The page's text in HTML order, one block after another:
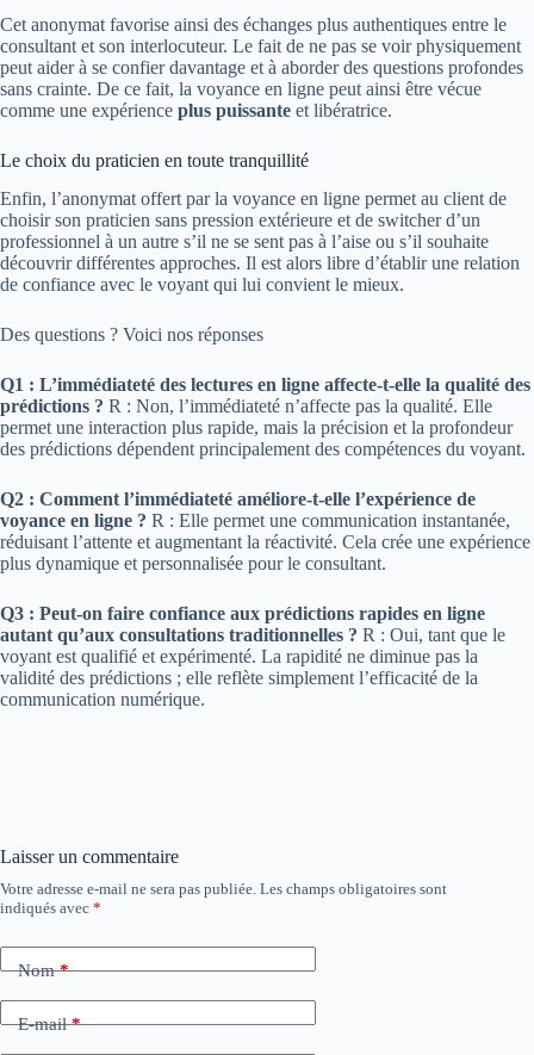
Cet anonymat favorise ainsi des échanges plus authentiques entre le
consultant et son interlocuteur. Le fait de ne pas se voir physiquement
peut aider à se confier davantage et à aborder des questions profondes
sans crainte. De ce fait, la voyance en ligne peut ainsi être vécue
comme une expérience plus puissante et libératrice.
Le choix du praticien en toute tranquillité
Enfin, l’anonymat offert par la voyance en ligne permet au client de
choisir son praticien sans pression extérieure et de switcher d’un
professionnel à un autre s’il ne se sent pas à l’aise ou s’il souhaite
découvrir différentes approches. Il est alors libre d’établir une relation
de confiance avec le voyant qui lui convient le mieux.
Des questions ? Voici nos réponses
Q1 : L’immédiateté des lectures en ligne affecte-t-elle la qualité des
prédictions ? R : Non, l’immédiateté n’affecte pas la qualité. Elle
permet une interaction plus rapide, mais la précision et la profondeur
des prédictions dépendent principalement des compétences du voyant.
Q2 : Comment l’immédiateté améliore-t-elle l’expérience de
voyance en ligne ? R : Elle permet une communication instantanée,
réduisant l’attente et augmentant la réactivité. Cela crée une expérience
plus dynamique et personnalisée pour le consultant.
Q3 : Peut-on faire confiance aux prédictions rapides en ligne
autant qu’aux consultations traditionnelles ? R : Oui, tant que le
voyant est qualifié et expérimenté. La rapidité ne diminue pas la
validité des prédictions ; elle reflète simplement l’efficacité de la
communication numérique.
Laisser un commentaire
Votre adresse e-mail ne sera pas publiée. Les champs obligatoires sont
indiqués avec *
Nom*
E-mail*